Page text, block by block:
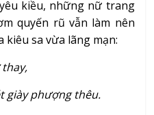
kiều, những nữ trang
quyến rũ vẫn làm nên
sa vừa lãng mạn:
giày phượng thêu.